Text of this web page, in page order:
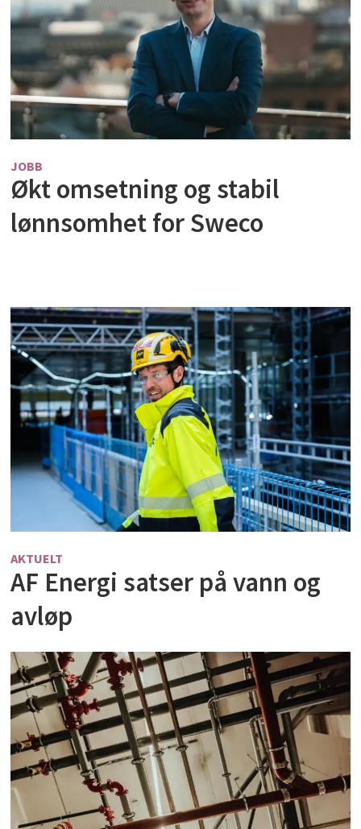
JOBB
Økt omsetning og stabil
lønnsomhet for Sweco
AKTUELT
AF Energi satser på vann og
avløp